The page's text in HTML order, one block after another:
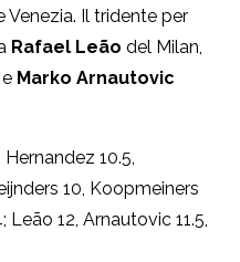
Venezia. Il tridente per
Rafael Leão del Milan,
Marko Arnautovic
10.5,
10, Koopmeiners
L eão 12, Arnautovic 11.5,